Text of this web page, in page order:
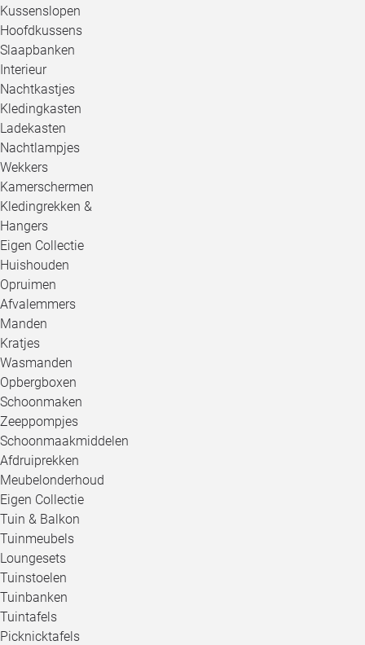
Kussenslopen
Hoofdkussens
Slaapbanken
Interieur
Nachtkastjes
Kledingkasten
Ladekasten
Nachtlampjes
Wekkers
Kamerschermen
Kledingrekken &
Hangers
Eigen Collectie
Huishouden
Opruimen
Afvalemmers
Manden
Kratjes
Wasmanden
Opbergboxen
Schoonmaken
Zeeppompjes
Schoonmaakmiddelen
Afdruiprekken
Meubelonderhoud
Eigen Collectie
Tuin & Balkon
Tuinmeubels
Loungesets
Tuinstoelen
Tuinbanken
Tuintafels
Picknicktafels